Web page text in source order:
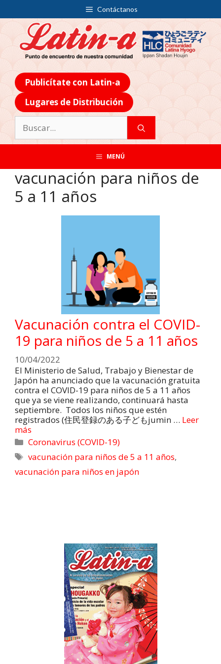
Contáctanos
Publicítate con Latin-a
Lugares de Distribución
MENÚ
vacunación para niños de
5 a 11 años
Vacunación contra el COVID-
19 para niños de 5 a 11 años
10/04/2022
El Ministerio de Salud, Trabajo y Bienestar de
Japón ha anunciado que la vacunación gratuita
contra el COVID-19 para niños de 5 a 11 años
que ya se viene realizando, continuará hasta
septiembre. Todos los niños que estén
registrados (住民登録のある子どもjumin … Leer
más
Coronavirus (COVID-19)
vacunación para niños de 5 a 11 años,
vacunación para niños en japón